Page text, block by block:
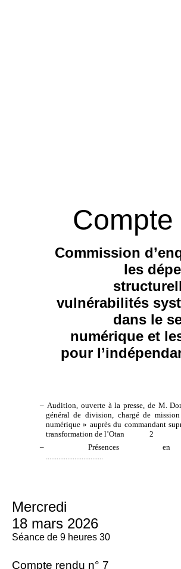
Compte
Commission
les
vulnérabilités
dans le
numérique et
pour
– Audition, ouverte à la presse, de M.
général de division, chargé de
numérique » auprès du commandant
transformation de l’Otan 2
– Présences en
Mercredi
18 mars 2026
Séance de 9 heures 30
Compte rendu n° 7